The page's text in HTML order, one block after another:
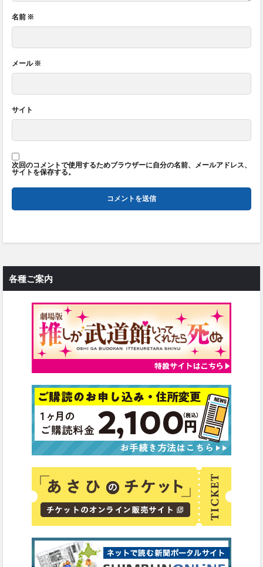
名前 ※
メール※
サイト
次回のコメントで使用するためブラウザーに自分の名前、メールアドレス、
サイトを保存する。
各種ご案内